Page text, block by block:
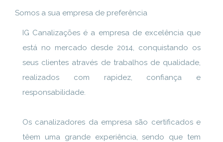
Somos a sua empresa de preferência
IG Canalizações é a empresa de excelência que
está no mercado desde 2014, conquistando os
seus clientes através de trabalhos de qualidade,
realizados com rapidez, confiança e
responsabilidade.
Os canalizadores da empresa são certificados e
têem uma grande experiência, sendo que tem